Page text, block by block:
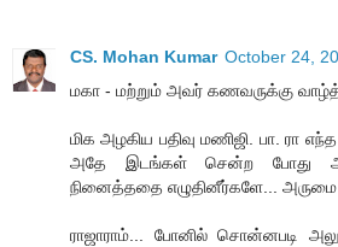
CS. Mohan Kumar October 24,
மகா - மற்றும் அவர் கணவருக்கு
மிக அழகிய பதிவு மணிஜி. பா. ரா
அதே இடங்கள் சென்ற போது
நினைத்ததை எழுதினீர்களே... அருமை .
ராஜாராம்... போனில் சொன்னபடி